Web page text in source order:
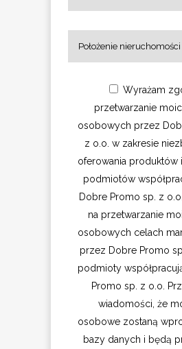
Wyrażam
przetwarzanie
osobowych przez
z o.o. w zakresie
oferowania produktów
podmiotów
Dobre Promo sp. z
na przetwarzanie
osobowych celach
przez Dobre Promo
podmioty
Promo sp. z o.o.
wiadomości, że
osobowe zostaną
bazy danych i będą